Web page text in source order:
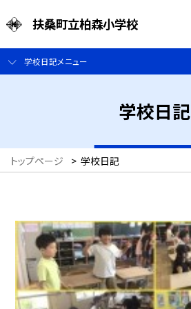
扶桑町立柏森小学校
学校日記メニュー
学校日記
トップページ > 学校日記